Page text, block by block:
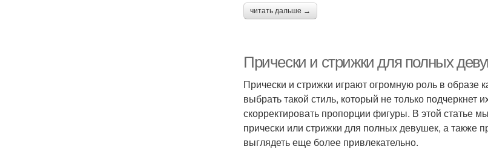
читать дальше →
Прически и стрижки для полных
Прически и стрижки играют огромную роль в
выбрать такой стиль, который не только подчеркнет
скорректировать пропорции фигуры. В этой статье
прически или стрижки для полных девушек, а также
выглядеть еще более привлекательно.